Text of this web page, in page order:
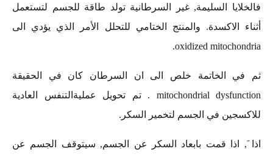
فالخلايا السليمة, غير السرطانية تولد طاقة للجسم لتستعمل
أثناء الاكسدة. والمنتج الختامي للتحلل الأمر الذي يؤدي الى
oxidized mitochondria.
ثم في الخاتمة خلص الى ان السرطان كان في الحقيقة
mitochondrial dysfunction . تم تحويل عمليةالتنفس العادية
للاكسجين في الجسم لتخمير السكر.
اذا َ, اذا قمت بابعاد السكر عن الجسم, سيتوقف الجسم عن